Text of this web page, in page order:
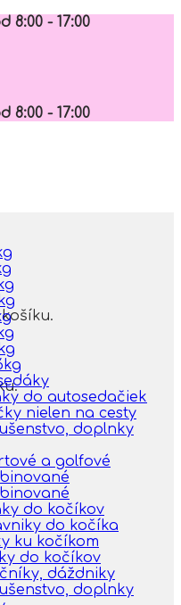
8:00 - 17:00
8:00 - 17:00
do autosedačiek
nielen na cesty
doplnky
a golfové
do kočíkov
do kočíka
ku kočíkom
do kočíkov
dáždniky
doplnky